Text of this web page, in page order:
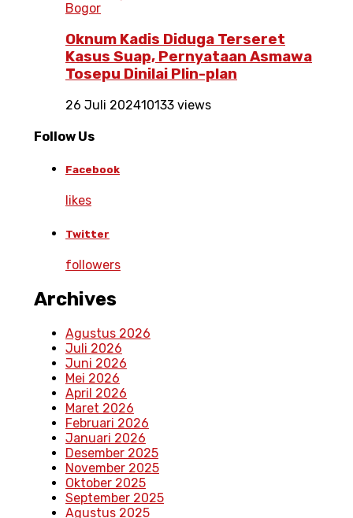
Bogor
Oknum Kadis Diduga Terseret
Kasus Suap, Pernyataan Asmawa
Tosepu Dinilai Plin-plan
26 Juli 202410133 views
Follow Us
Facebook
likes
Twitter
followers
Archives
Agustus 2026
Juli 2026
Juni 2026
Mei 2026
April 2026
Maret 2026
Februari 2026
Januari 2026
Desember 2025
November 2025
Oktober 2025
September 2025
Agustus 2025